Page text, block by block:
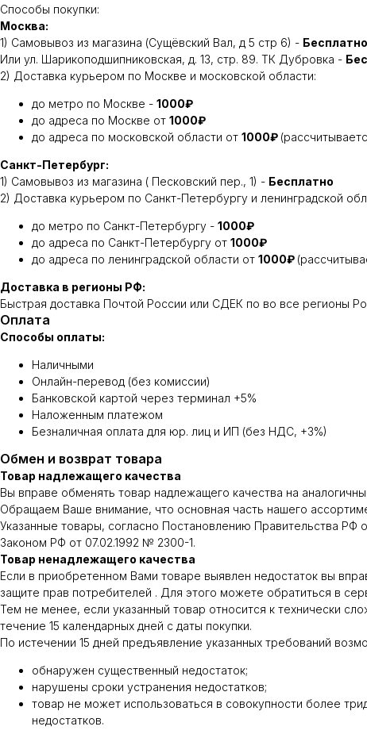
Способы покупки:
Москва:
1) Самовывоз из магазина (Сущёвский Вал, д 5 стр 6) - Бесплатно
Или ул. Шарикоподшипниковская, д. 13, стр. 89. ТК Дубровка -
2) Доставка курьером по Москве и московской области:
до метро по Москве - 1000₽
до адреса по Москве от 1000₽
до адреса по московской области от 1000₽
Санкт-Петербург:
1) Самовывоз из магазина ( Песковский пер., 1) - Бесплатно
2) Доставка курьером по Санкт-Петербургу и ленинградской
до метро по Санкт-Петербургу - 1000₽
до адреса по Санкт-Петербургу от 1000₽
до адреса по ленинградской области от 1000₽
Доставка в регионы РФ:
Быстрая доставка Почтой России или СДЕК по во все регионы
Оплата
Способы оплаты:
Наличными
Онлайн-перевод (без комиссии)
Банковской картой через терминал +5%
Наложенным платежом
Безналичная оплата для юр. лиц и ИП (без НДС, +3%)
Обмен и возврат товара
Товар надлежащего качества
Вы вправе обменять товар надлежащего качества на
Обращаем Ваше внимание, что основная часть нашего
Указанные товары, согласно Постановлению Правительства РФ
Законом РФ от 07.02.1992 № 2300-1.
Товар ненадлежащего качества
Если в приобретенном Вами товаре выявлен недостаток вы
защите прав потребителей . Для этого можете обратиться в
Тем не менее, если указанный товар относится к технически
течение 15 календарных дней с даты покупки.
По истечении 15 дней предъявление указанных требований
обнаружен существенный недостаток;
нарушены сроки устранения недостатков;
товар не может использоваться в совокупности более
недостатков.